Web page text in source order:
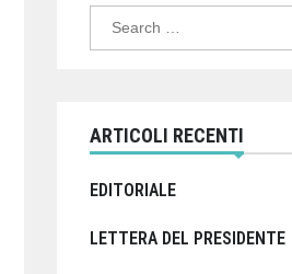
ARTICOLI RECENTI
EDITORIALE
LETTERA DEL PRESIDENTE